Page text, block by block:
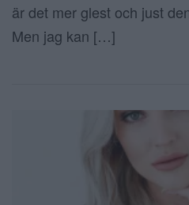
är det mer glest och just
Men jag kan […]